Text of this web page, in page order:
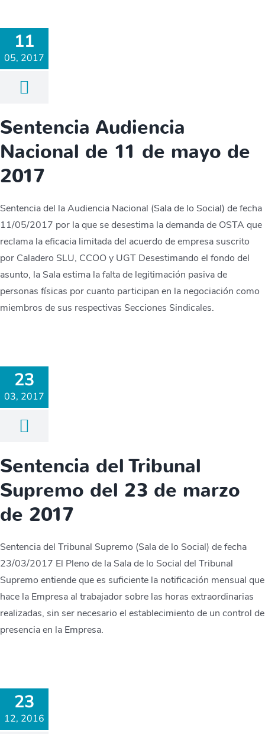
11
05, 2017
Sentencia Audiencia
Nacional de 11 de mayo de
2017
Sentencia del la Audiencia Nacional (Sala de lo Social) de fecha
11/05/2017 por la que se desestima la demanda de OSTA que
reclama la eficacia limitada del acuerdo de empresa suscrito
por Caladero SLU, CCOO y UGT Desestimando el fondo del
asunto, la Sala estima la falta de legitimación pasiva de
personas físicas por cuanto participan en la negociación como
miembros de sus respectivas Secciones Sindicales.
23
03, 2017
Sentencia del Tribunal
Supremo del 23 de marzo
de 2017
Sentencia del Tribunal Supremo (Sala de lo Social) de fecha
23/03/2017 El Pleno de la Sala de lo Social del Tribunal
Supremo entiende que es suficiente la notificación mensual que
hace la Empresa al trabajador sobre las horas extraordinarias
realizadas, sin ser necesario el establecimiento de un control de
presencia en la Empresa.
23
12, 2016